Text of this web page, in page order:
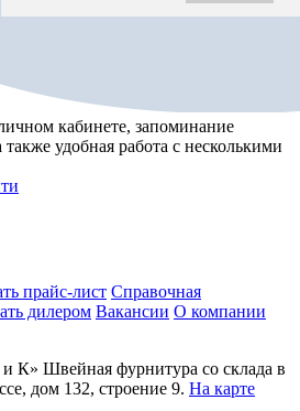
кабинете, запоминание
также удобная работа с несколькими
прайс-лист Справочная
дилером Вакансии О компании
К» Швейная фурнитура со склада в
дом 132, строение 9. На карте